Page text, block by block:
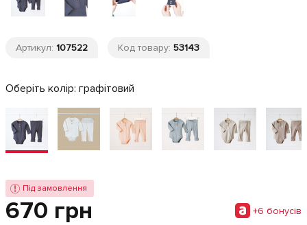
Артикул: 107522 Код товару: 53143
Оберіть колір: графітовий
Під замовлення
670 грн +6 бонусiв